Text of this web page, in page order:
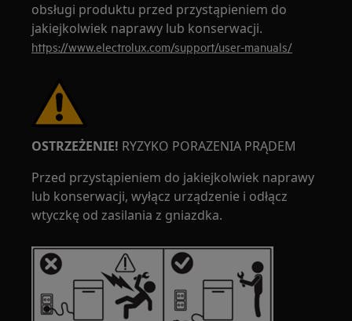
obsługi produktu przed przystąpieniem do
jakiejkolwiek naprawy lub konserwacji.
https://www.electrolux.com/support/user-manuals/
OSTRZEŻENIE! RYZYKO PORAZENIA PRĄDEM
Przed przystąpieniem do jakiejkolwiek naprawy
lub konserwacji, wyłącz urządzenie i odłącz
wtyczkę od zasilania z gniazdka.